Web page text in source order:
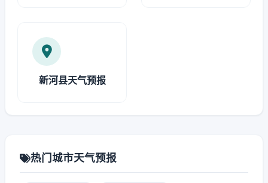
新河县天气预报
热门城市天气预报